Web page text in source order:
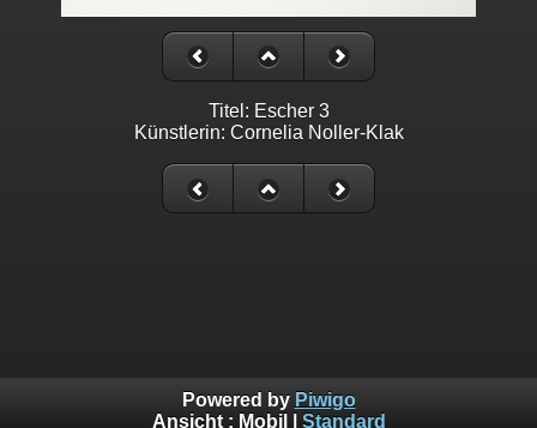
Titel: Escher 3
Künstlerin: Cornelia Noller-Klak
Powered by Piwigo
Ansicht : Mobil Standard